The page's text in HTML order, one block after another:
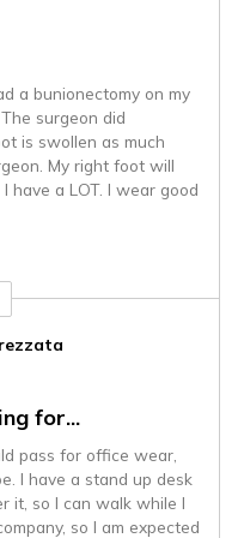
a bunionectomy on my
surgeon did
is swollen as much
My right foot will
have a LOT. I wear good
for...
pass for office wear,
I have a stand up desk
it, so I can walk while I
so I am expected